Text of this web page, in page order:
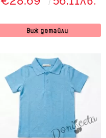
панталон в бежово
Виж детайли